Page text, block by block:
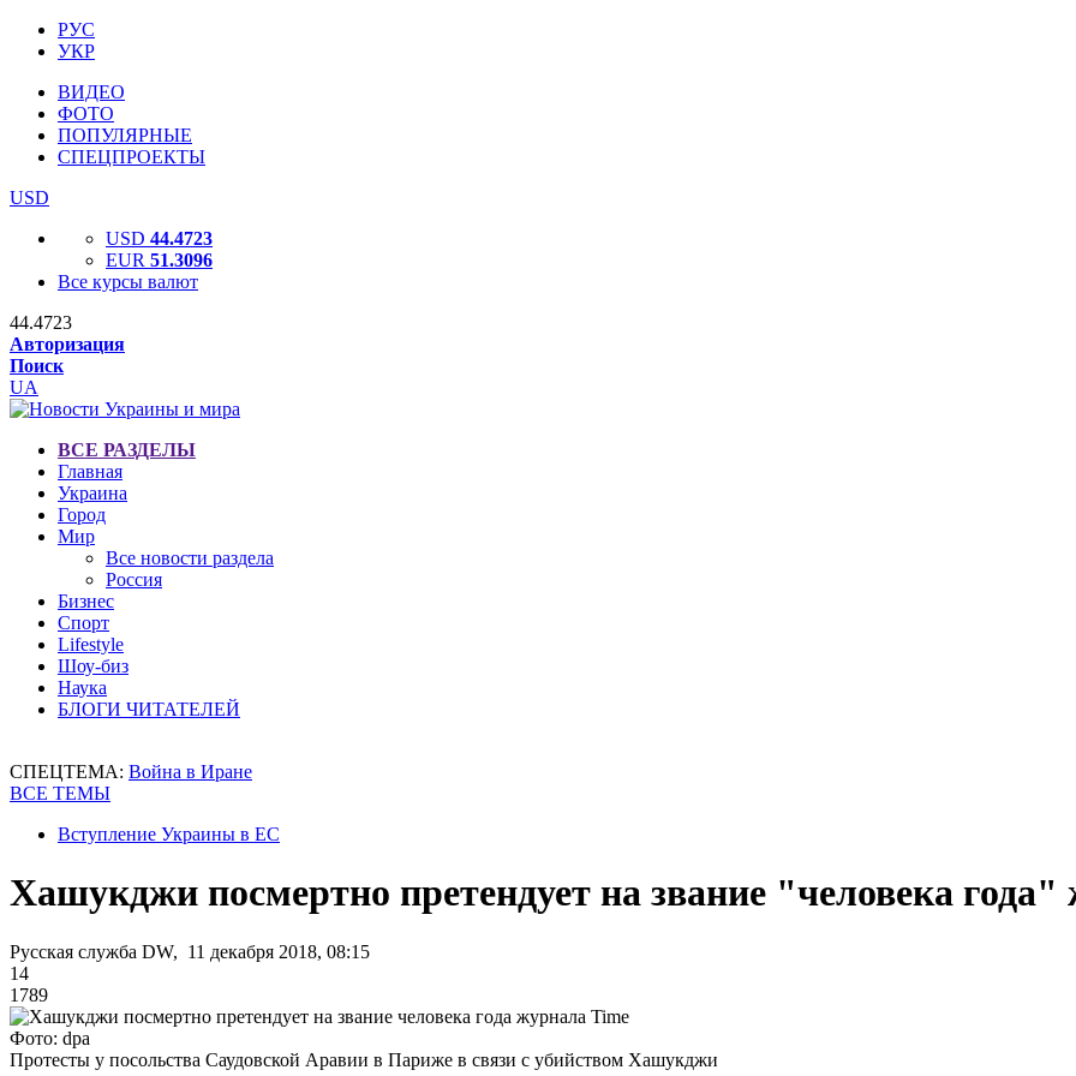
РУС
УКР
ВИДЕО
ФОТО
ПОПУЛЯРНЫЕ
СПЕЦПРОЕКТЫ
USD
USD 44.4723
EUR 51.3096
Все курсы валют
44.4723
Авторизация
Поиск
UA
ВСЕ РАЗДЕЛЫ
Главная
Украина
Город
Мир
Все новости раздела
Россия
Бизнес
Спорт
Lifestyle
Шоу-биз
Наука
БЛОГИ ЧИТАТЕЛЕЙ
СПЕЦТЕМА: Война в Иране
ВСЕ ТЕМЫ
Вступление Украины в ЕС
Хашукджи посмертно претендует на звание "человека
Русская служба DW, 11 декабря 2018, 08:15
14
1789
Фото: dpa
Протесты у посольства Саудовской Аравии в Париже в связи с убийством Хашукджи